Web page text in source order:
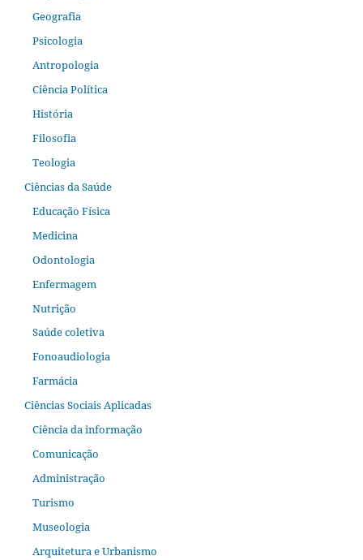
Geografia
Psicologia
Antropologia
Ciência Política
História
Filosofia
Teologia
Ciências da Saúde
Educação Física
Medicina
Odontologia
Enfermagem
Nutrição
Saúde coletiva
Fonoaudiologia
Farmácia
Ciências Sociais Aplicadas
Ciência da informação
Comunicação
Administração
Turismo
Museologia
Arquitetura e Urbanismo